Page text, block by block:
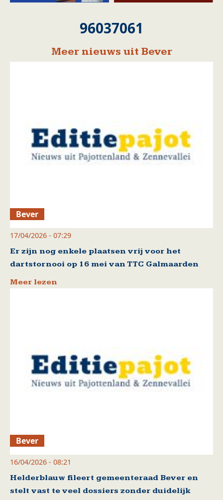
96037061
Meer nieuws uit Bever
Bever
17/04/2026 - 07:29
Er zijn nog enkele plaatsen vrij voor het
dartstornooi op 16 mei van TTC Galmaarden
Meer lezen
Bever
16/04/2026 - 08:21
Helderblauw fileert gemeenteraad Bever en
stelt vast te veel dossiers zonder duidelijk